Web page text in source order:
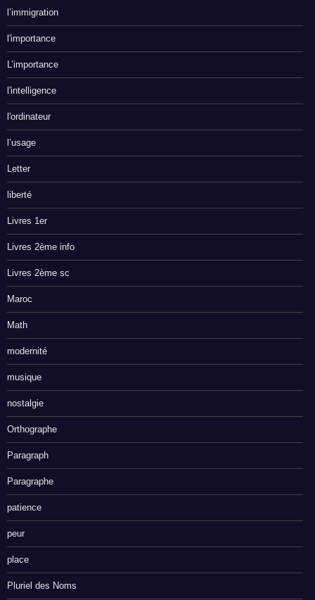
l’immigration
l'importance
L’importance
l'intelligence
l'ordinateur
l’usage
Letter
liberté
Livres 1er
Livres 2ème info
Livres 2ème sc
Maroc
Math
modernité
musique
nostalgie
Orthographe
Paragraph
Paragraphe
patience
peur
place
Pluriel des Noms